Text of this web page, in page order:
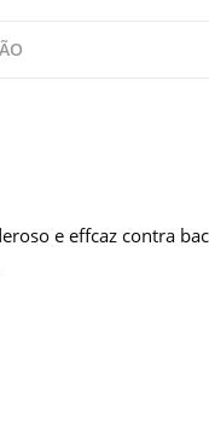
e effcaz contra